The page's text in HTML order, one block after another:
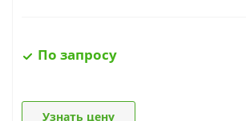
По запросу
Узнать цену